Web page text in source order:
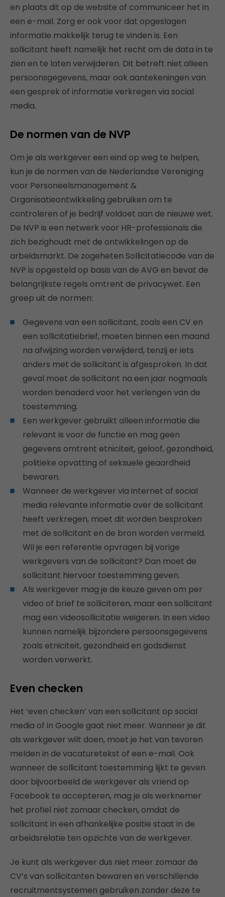
en plaats dit op de website of communiceer het in
een e-mail. Zorg er ook voor dat opgeslagen
informatie makkelijk terug te vinden is. Een
sollicitant heeft namelijk het recht om de data in te
zien en te laten verwijderen. Dit betreft niet alleen
persoonsgegevens, maar ook aantekeningen van
een gesprek of informatie verkregen via social
media.
De normen van de NVP
Om je als werkgever een eind op weg te helpen,
kun je de normen van de Nederlandse Vereniging
voor Personeelsmanagement &
Organisatieontwikkeling gebruiken om te
controleren of je bedrijf voldoet aan de nieuwe wet.
De NVP is een netwerk voor HR-professionals die
zich bezighoudt met de ontwikkelingen op de
arbeidsmarkt. De zogeheten Sollicitatiecode van de
NVP is opgesteld op basis van de AVG en bevat de
belangrijkste regels omtrent de privacywet. Een
greep uit de normen:
Gegevens van een sollicitant, zoals een CV en
een sollicitatiebrief, moeten binnen een maand
na afwijzing worden verwijderd, tenzij er iets
anders met de sollicitant is afgesproken. In dat
geval moet de sollicitant na een jaar nogmaals
worden benaderd voor het verlengen van de
toestemming.
Een werkgever gebruikt alleen informatie die
relevant is voor de functie en mag geen
gegevens omtrent etniciteit, geloof, gezondheid,
politieke opvatting of seksuele geaardheid
bewaren.
Wanneer de werkgever via internet of social
media relevante informatie over de sollicitant
heeft verkregen, moet dit worden besproken
met de sollicitant en de bron worden vermeld.
Wil je een referentie opvragen bij vorige
werkgevers van de sollicitant? Dan moet de
sollicitant hiervoor toestemming geven.
Als werkgever mag je de keuze geven om per
video of brief te solliciteren, maar een sollicitant
mag een videosollicitatie weigeren. In een video
kunnen namelijk bijzondere persoonsgegevens
zoals etniciteit, gezondheid en godsdienst
worden verwerkt.
Even checken
Het ‘even checken’ van een sollicitant op social
media of in Google gaat niet meer. Wanneer je dit
als werkgever wilt doen, moet je het van tevoren
melden in de vacaturetekst of een e-mail. Ook
wanneer de sollicitant toestemming lijkt te geven
door bijvoorbeeld de werkgever als vriend op
Facebook te accepteren, mag je als werknemer
het profiel niet zomaar checken, omdat de
sollicitant in een afhankelijke positie staat in de
arbeidsrelatie ten opzichte van de werkgever.
Je kunt als werkgever dus niet meer zomaar de
CV’s van sollicitanten bewaren en verschillende
recruitmentsystemen gebruiken zonder deze te